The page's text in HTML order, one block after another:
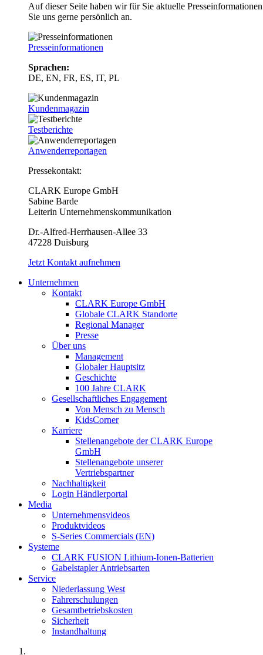
Auf dieser Seite haben wir für Sie aktuelle
Sie uns gerne persönlich an.
Presseinformationen
Sprachen:
DE, EN, FR, ES, IT, PL
Kundenmagazin
Testberichte
Anwenderreportagen
Pressekontakt:
CLARK Europe GmbH
Sabine Barde
Leiterin Unternehmenskommunikation
Dr.-Alfred-Herrhausen-Allee 33
47228 Duisburg
Jetzt Kontakt aufnehmen
Unternehmen
Kontakt
CLARK Europe GmbH
Globale CLARK Standorte
Regional Manager
Presse
Über uns
Management
Globaler Hauptsitz
Geschichte
100 Jahre CLARK
Gesellschaftliches Engagement
Von Mensch zu Mensch
KidsCorner
Karriere
Stellenangebote der CLARK Europe
GmbH
Stellenangebote unserer
Vertriebspartner
Nachhaltigkeit
Login Händlerportal
Media
Unternehmensvideos
Produktvideos
S-Series Commercials (EN)
Systeme
CLARK FUSION Lithium-Ionen-Batterien
Gabelstapler Antriebsarten
Service
Niederlassung West
Fahrerschulungen
Gesamtbetriebskosten
Sicherheit
Instandhaltung